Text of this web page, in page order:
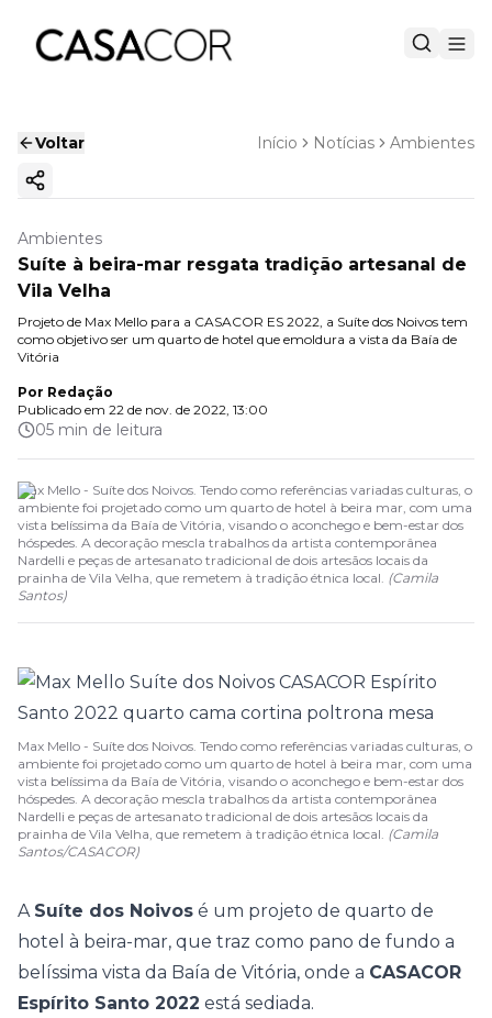
Voltar Início Notícias Ambientes
Copiar link
Ambientes
Suíte à beira-mar resgata tradição artesanal de
Vila Velha
Projeto de Max Mello para a CASACOR ES 2022, a Suíte dos Noivos tem
como objetivo ser um quarto de hotel que emoldura a vista da Baía de
Vitória
Por Redação
Publicado em 22 de nov. de 2022, 13:00
05 min de leitura
Max Mello - Suíte dos Noivos. Tendo como referências variadas culturas, o
ambiente foi projetado como um quarto de hotel à beira mar, com uma
vista belíssima da Baía de Vitória, visando o aconchego e bem-estar dos
hóspedes. A decoração mescla trabalhos da artista contemporânea
Nardelli e peças de artesanato tradicional de dois artesãos locais da
prainha de Vila Velha, que remetem à tradição étnica local. (Camila
Santos)
Max Mello - Suíte dos Noivos. Tendo como referências variadas culturas, o
ambiente foi projetado como um quarto de hotel à beira mar, com uma
vista belíssima da Baía de Vitória, visando o aconchego e bem-estar dos
hóspedes. A decoração mescla trabalhos da artista contemporânea
Nardelli e peças de artesanato tradicional de dois artesãos locais da
prainha de Vila Velha, que remetem à tradição étnica local. (Camila
Santos/CASACOR)
A Suíte dos Noivos é um projeto de quarto de
hotel à beira-mar, que traz como pano de fundo a
belíssima vista da Baía de Vitória, onde a CASACOR
Espírito Santo 2022 está sediada.